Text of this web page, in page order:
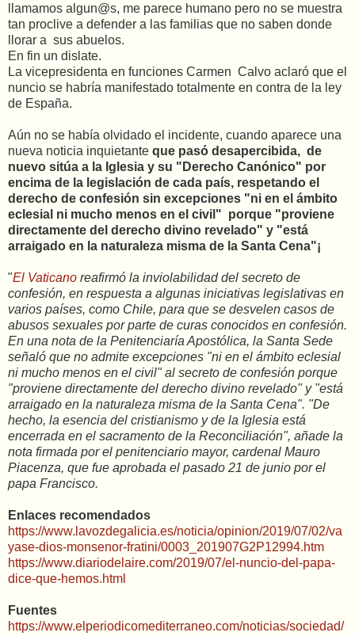
llamamos algun@s, me parece humano pero no se muestra
tan proclive a defender a las familias que no saben donde
llorar a sus abuelos.
En fin un dislate.
La vicepresidenta en funciones Carmen Calvo aclaró que el
nuncio se habría manifestado totalmente en contra de la ley
de España.
Aún no se había olvidado el incidente, cuando aparece una
nueva noticia inquietante que pasó desapercibida, de
nuevo sitúa a la Iglesia y su "Derecho Canónico" por
encima de la legislación de cada país, respetando el
derecho de confesión sin excepciones "ni en el ámbito
eclesial ni mucho menos en el civil" porque "proviene
directamente del derecho divino revelado" y "está
arraigado en la naturaleza misma de la Santa Cena"¡
"El Vaticano reafirmó la inviolabilidad del secreto de
confesión, en respuesta a algunas iniciativas legislativas en
varios países, como Chile, para que se desvelen casos de
abusos sexuales por parte de curas conocidos en confesión.
En una nota de la Penitenciaría Apostólica, la Santa Sede
señaló que no admite excepciones "ni en el ámbito eclesial
ni mucho menos en el civil" al secreto de confesión porque
"proviene directamente del derecho divino revelado" y "está
arraigado en la naturaleza misma de la Santa Cena". "De
hecho, la esencia del cristianismo y de la Iglesia está
encerrada en el sacramento de la Reconciliación", añade la
nota firmada por el penitenciario mayor, cardenal Mauro
Piacenza, que fue aprobada el pasado 21 de junio por el
papa Francisco.
Enlaces recomendados
https://www.lavozdegalicia.es/noticia/opinion/2019/07/02/va
yase-dios-monsenor-fratini/0003_201907G2P12994.htm
https://www.diariodelaire.com/2019/07/el-nuncio-del-papa-
dice-que-hemos.html
Fuentes
https://www.elperiodicomediterraneo.com/noticias/sociedad/